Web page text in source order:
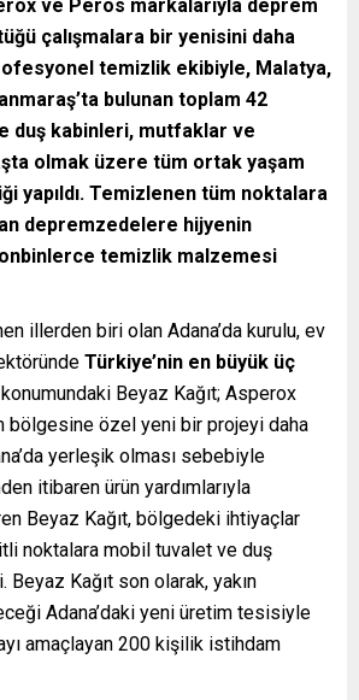
ve Peros markalarıyla deprem
çalışmalara bir yenisini daha
temizlik ekibiyle, Malatya,
bulunan toplam 42
duş kabinleri, mutfaklar ve
olmak üzere tüm ortak yaşam
yapıldı. Temizlenen tüm noktalara
depremzedelere hijyenin
onbinlerce temizlik malzemesi
illerden biri olan Adana’da kurulu, ev
Türkiye’nin en büyük üç
konumundaki Beyaz Kağıt; Asperox
bölgesine özel yeni bir projeyi daha
yerleşik olması sebebiyle
itibaren ürün yardımlarıyla
Beyaz Kağıt, bölgedeki ihtiyaçlar
noktalara mobil tuvalet ve duş
Kağıt son olarak, yakın
Adana’daki yeni üretim tesisiyle
amaçlayan 200 kişilik istihdam